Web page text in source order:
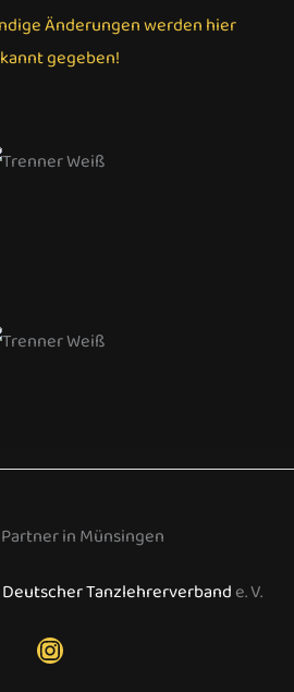
Änderungen werden hier
gegeben!
Tanzlehrerverband e. V.
Instagram